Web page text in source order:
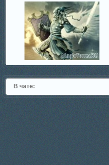
В чате: